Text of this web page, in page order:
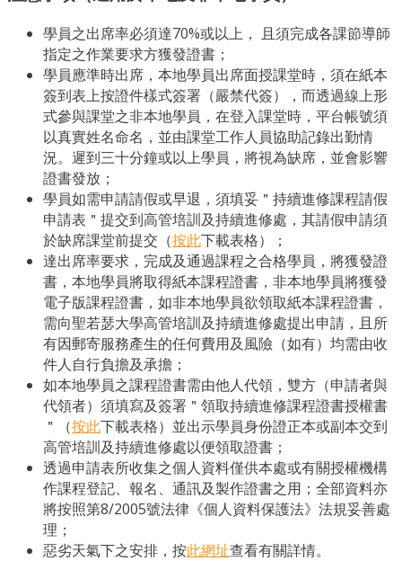
學員之出席率必須達70%或以上， 且須完成各課節導師
指定之作業要求方獲發證書；
學員應準時出席，本地學員出席面授課堂時，須在紙本
簽到表上按證件樣式簽署（嚴禁代簽），而透過線上形
式參與課堂之非本地學員，在登入課堂時，平台帳號須
以真實姓名命名，並由課堂工作人員協助記錄出勤情
況。遲到三十分鐘或以上學員，將視為缺席，並會影響
證書發放；
學員如需申請請假或早退，須填妥＂持續進修課程請假
申請表＂提交到高管培訓及持續進修處，其請假申請須
於缺席課堂前提交（按此下載表格）；
達出席率要求，完成及通過課程之合格學員，將獲發證
書，本地學員將取得紙本課程證書，非本地學員將獲發
電子版課程證書，如非本地學員欲領取紙本課程證書，
需向聖若瑟大學高管培訓及持續進修處提出申請，且所
有因郵寄服務產生的任何費用及風險（如有）均需由收
件人自行負擔及承擔；
如本地學員之課程證書需由他人代領，雙方（申請者與
代領者）須填寫及簽署＂領取持續進修課程證書授權書
＂（按此下載表格）並出示學員身份證正本或副本交到
高管培訓及持續進修處以便領取證書；
透過申請表所收集之個人資料僅供本處或有關授權機構
作課程登記、報名、通訊及製作證書之用；全部資料亦
將按照第8/2005號法律《個人資料保護法》法規妥善處
理；
惡劣天氣下之安排，按此網址查看有關詳情。